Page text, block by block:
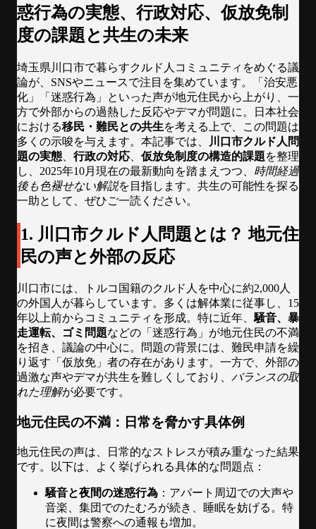
惑行為の実態、行政対応、仮放免制
度の課題と共生の未来
埼玉県川口市で暮らすクルド人コミュニティをめぐる議
論が、SNSやニュースで注目を集めています。「治安悪
化」「迷惑行為」といった声が地元住民から上がり、一
方で外部からの過熱した反応やデマが問題に。日本社会
における移民・難民との共生を考える上で、この問題は
多くの示唆を与えます。本記事では、
川口市クルド人問
題の実態
行政の対応 仮放免制度の構造的課題を整理
し、2025年10月現在の最新動向を踏まえつつ、 時間経過
後も色褪せない解説を目指します。共生の可能性を探る
一助として、ぜひご一読ください。
1. 川口市クルド人問題とは？ 地元住
民の声と外部の反応
川口市には、トルコ国籍のクルド人を中心に約2,000人
の外国人が暮らしています。多くは解体業に従事し、15
年以上前からコミュニティを形成。特に近年、騒音、暴
走運転、ゴミ問題などの「迷惑行為」が地元住民の不満
を招き、議論の中心に。問題の背景には、難民申請を繰
り返す「仮放免」者の存在があります。一方で、外部の
過激な声やデマが共生を難しくしており、 バランスの取
れた理解が必要です。
地元住民の不満：日常を脅かす具体例
地元住民の声は、日常的なストレスが積み重なった結果
です。以下は、よく挙げられる具体的な問題点：
騒音と夜間の迷惑行為 ：アパート周辺での大声や
音楽、集団でのたむろが続き、睡眠を妨げる。特
に夜間は警察への通報も増加。